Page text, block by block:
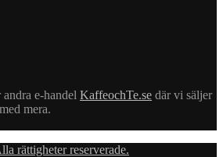
e-handel KaffeochTe.se där vi säljer
mera.
rättigheter reserverade.